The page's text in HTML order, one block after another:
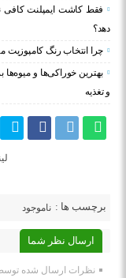
فقط کاشت ایمپلنت کافی
دهد؟
چرا انتخاب رنگ کامپوزیت
بهترین خوراکی‌ها و
و تغذیه
برچسب ها : ناموجود
ارسال نظر شما
نظرات ارسال شده